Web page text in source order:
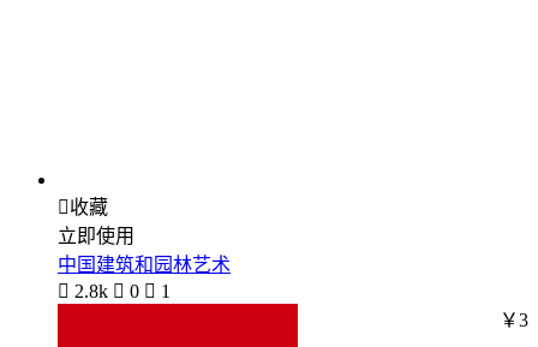
收藏
立即使用
中国建筑和园林艺术
 2.8k  0  1
￥3